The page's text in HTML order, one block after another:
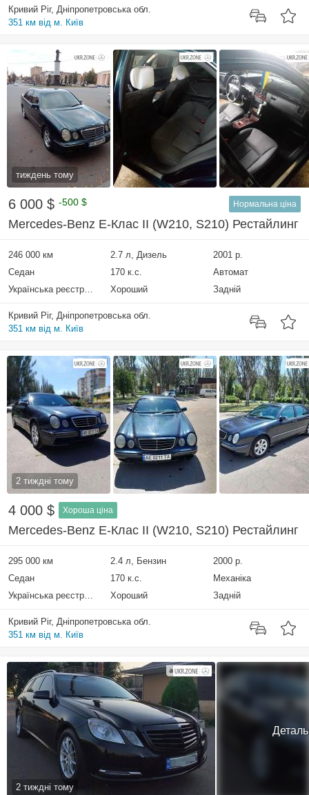
Кривий Ріг, Дніпропетровська обл.
351 км від м. Київ
тиждень тому
6 000 $ -500 $ Нормальна ціна
Mercedes-Benz E-Клас II (W210, S210) Рестайлинг
246 000 км 2.7 л, Дизель
2001 р.
Седан
170 к.с.
Автомат
Українська реєстрація
Хороший Задній
Кривий Ріг, Дніпропетровська обл.
351 км від м. Київ
2 тиждні тому
4 000 $ Хороша ціна
Mercedes-Benz E-Клас II (W210, S210) Рестайлинг
295 000 км 2.4 л, Бензин
2000 р.
Седан
170 к.с.
Механіка
Українська реєстрація
Хороший Задній
Кривий Ріг, Дніпропетровська обл.
351 км від м. Київ
2 тиждні тому